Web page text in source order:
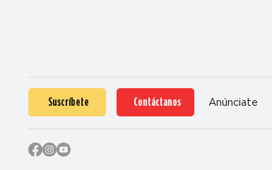
Suscríbete Contáctanos Anúnciate